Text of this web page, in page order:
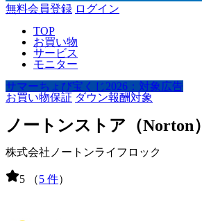
無料会員登録 ログイン
TOP
お買い物
サービス
モニター
サマーちょび宝くじ2026：対象広告
お買い物保証 ダウン報酬対象
ノートンストア（Norton）
株式会社ノートンライフロック
5 （5 件）